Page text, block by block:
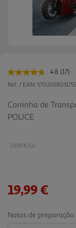
4.8 Leu
17
(17)
Ref. / EAN:
Carrinha de
POLICE
19.99 €/un
19,99 €
Notas de preparação